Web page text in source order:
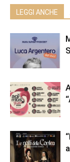
LEGGI ANCHE